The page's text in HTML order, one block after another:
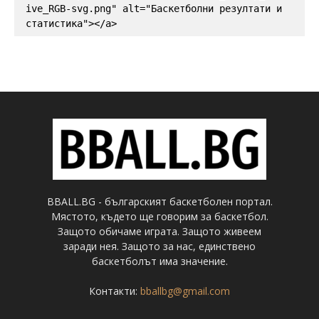
ive_RGB-svg.png" alt="Баскетболни резултати и
статистика"></a>
BBALL.BG - българският баскетболен портал.
Мястото, където ще говорим за баскетбол.
Защото обичаме играта. Защото живеем
заради нея. Защото за нас, единствено
баскетболът има значение.
Контакти: bballbg@gmail.com